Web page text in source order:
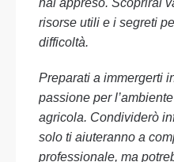
hai appreso. Scoprirai
risorse utili e i segreti
difficoltà.
Preparati a immergerti
passione per
agricola. Condividerò
solo ti aiuteranno a
professionale, ma